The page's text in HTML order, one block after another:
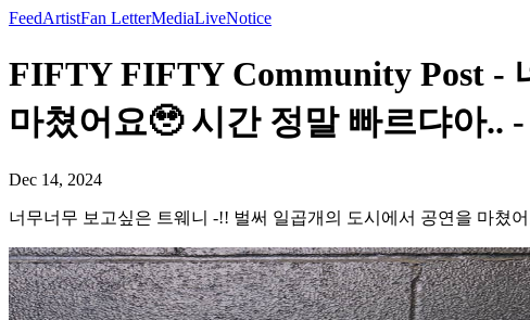
FeedArtistFan LetterMediaLiveNotice
FIFTY FIFTY Community Post -
마쳤어요🥹 시간 정말 빠르댜아..
Dec 14, 2024
너무너무 보고싶은 트웨니 -!! 벌써 일곱개의 도시에서 공연을 마쳤